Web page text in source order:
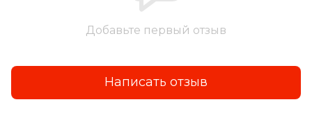
Добавьте первый отзыв
Написать отзыв